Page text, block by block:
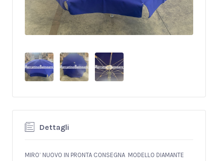
Dettagli
MIRO’ NUOVO IN PRONTA CONSEGNA MODELLO DIAMANTE